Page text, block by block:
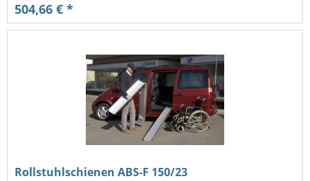
504,66 € *
Rollstuhlschienen ABS-F 150/23